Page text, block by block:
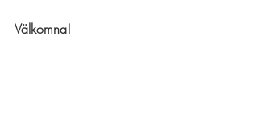
Välkomna!